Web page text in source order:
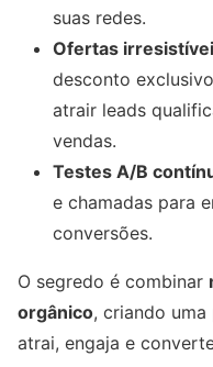
suas redes.
Ofertas
desconto
atrair leads
vendas.
Testes A/B
e chamadas para
conversões.
O segredo é combinar
orgânico, criando
atrai, engaja e